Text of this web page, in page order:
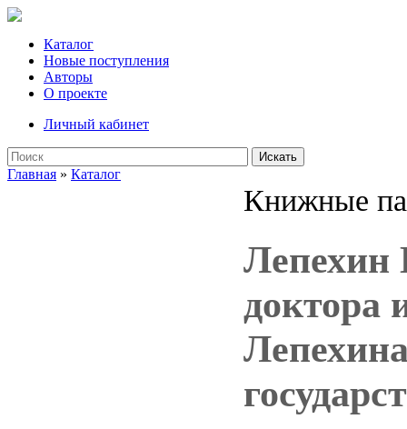
Каталог
Новые поступления
Авторы
О проекте
Личный кабинет
Искать
Главная » Каталог
Книжные
Лепехин
доктора